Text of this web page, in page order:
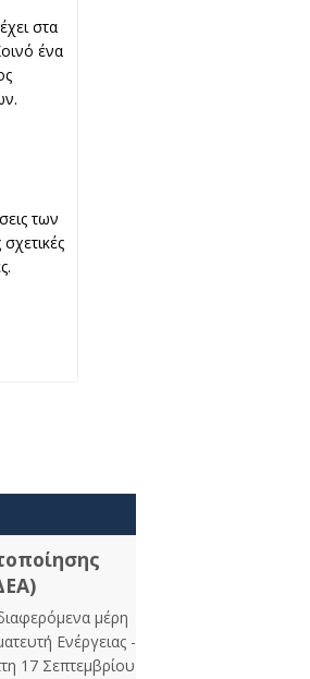
στα
ένα
των
μέρη
Ενέργειας -
17 Σεπτεμβρίου